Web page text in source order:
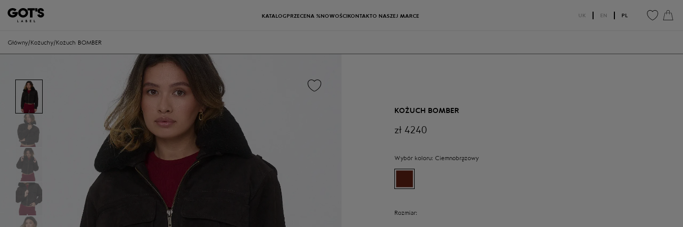
KATALOG PRZECENA %NOWOŚCIKONTAKTO NASZEJ MARCE UK EN PL
Główny/ Kożuchy/ Kożuch BOMBER
KOŻUCH BOMBER
zł 4240
Wybór koloru: Ciemnobrązowy
Rozmiar: